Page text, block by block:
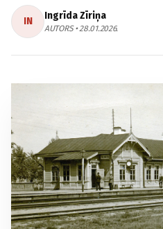
IN Ingrīda Zīriņa
AUTORS • 28.01.2026.